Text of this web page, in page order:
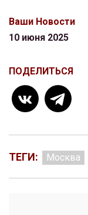
Ваши Новости
10 июня 2025
ПОДЕЛИТЬСЯ
ТЕГИ: Москва